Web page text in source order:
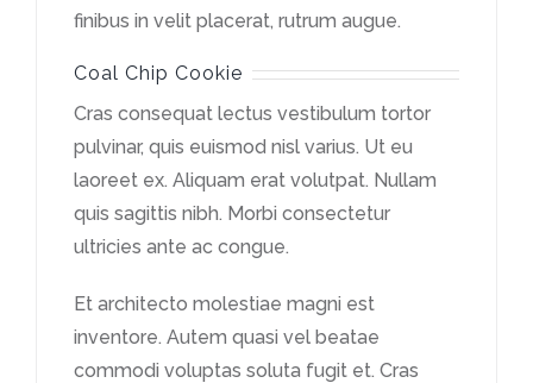
finibus in velit placerat, rutrum augue.
Coal Chip Cookie
Cras consequat lectus vestibulum tortor
pulvinar, quis euismod nisl varius. Ut eu
laoreet ex. Aliquam erat volutpat. Nullam
quis sagittis nibh. Morbi consectetur
ultricies ante ac congue.
Et architecto molestiae magni est
inventore. Autem quasi vel beatae
commodi voluptas soluta fugit et. Cras